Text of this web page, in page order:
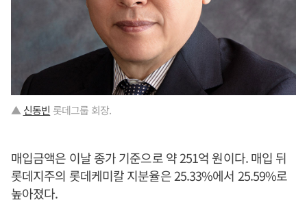
▲신동빈 롯데그룹 회장.
매입금액은 이날 종가 기준으로 약 251억 원이다. 매입 뒤
롯데지주의 롯데케미칼 지분율은 25.33%에서 25.59%로
높아졌다.